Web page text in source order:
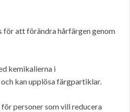
för att förändra hårfärgen genom
kemikalierna i
kan upplösa färgpartiklar.
personer som vill reducera